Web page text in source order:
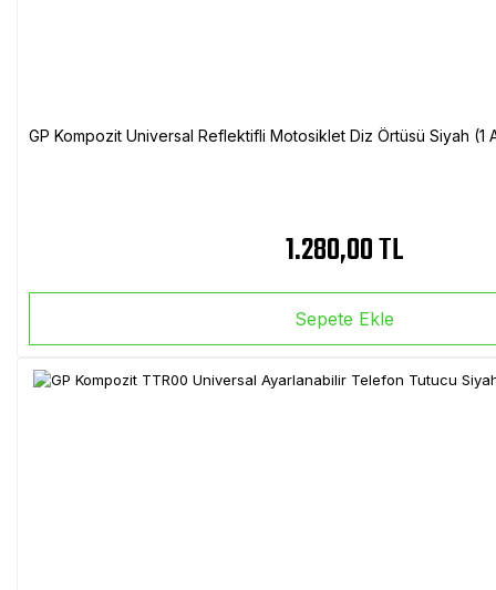
GP Kompozit Universal Reflektifli Motosiklet Diz Örtüsü Siyah
1.280,00 TL
Sepete Ekle